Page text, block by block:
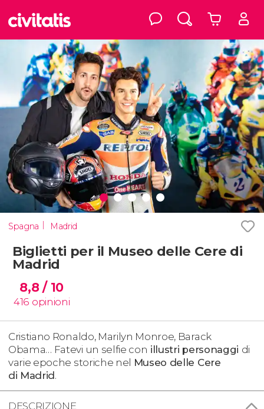
Spagna Madrid
Biglietti per il Museo delle Cere di
Madrid
8,8/ 10
416 opinioni
Cristiano Ronaldo, Marilyn Monroe, Barack
Obama… Fatevi un selfie con illustri personaggi di
varie epoche storiche nel Museo delle Cere
di Madrid.
DESCRIZIONE